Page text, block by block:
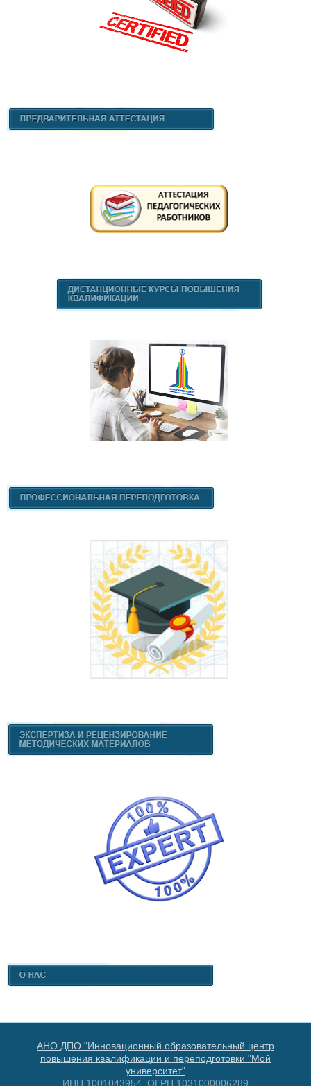
АНО ДПО "Инновационный образовательный центр
повышения квалификации и переподготовки "Мой
университет"
ИНН 1001043954, ОГРН 1031000006289